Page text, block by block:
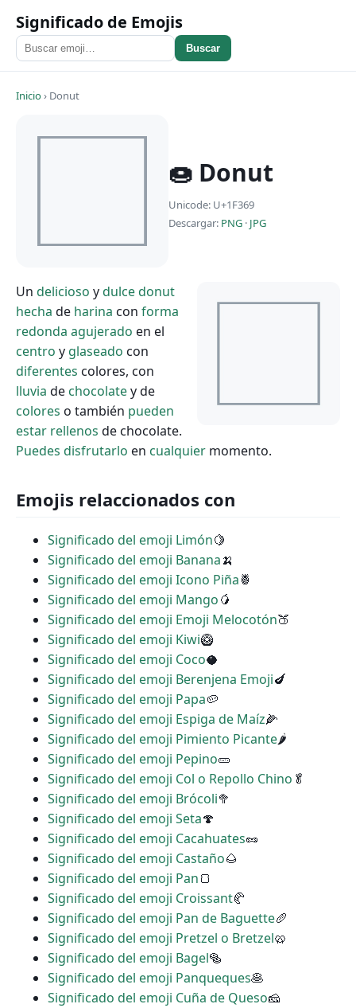
Significado de Emojis
Buscar
Inicio› Donut
🍩 Donut
Unicode: U+1F369
Descargar: PNG · JPG
Un delicioso ydulcedonut
hecha de harina con forma
redonda agujerado en el
centro y glaseado con
diferentes colores, con
lluvia de chocolatey de
colores o también pueden
estar rellenos de chocolate.
Puedes disfrutarlo en cualquier momento.
Emojis relaccionados con
Significado del emoji Limón🍋
Significado del emoji Banana🍌
Significado del emoji Icono Piña🍍
Significado del emoji Mango🥭
Significado del emoji Emoji Melocotón🍑
Significado del emoji Kiwi🥝
Significado del emoji Coco🥥
Significado del emoji Berenjena Emoji🍆
Significado del emoji Papa🥔
Significado del emoji Espiga de Maíz🌽
Significado del emoji Pimiento Picante🌶
Significado del emoji Pepino🥒
Significado del emoji Col o Repollo Chino 🥬
Significado del emoji Brócoli🥦
Significado del emoji Seta🍄
Significado del emoji Cacahuates🥜
Significado del emoji Castaño🌰
Significado del emoji Pan🍞
Significado del emoji Croissant🥐
Significado del emoji Pan de Baguette🥖
Significado del emoji Pretzel o Bretzel🥨
Significado del emoji Bagel🥯
Significado del emoji Panqueques🥞
Significado del emoji Cuña de Queso🧀